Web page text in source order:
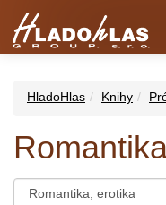
HladoHlas Knihy